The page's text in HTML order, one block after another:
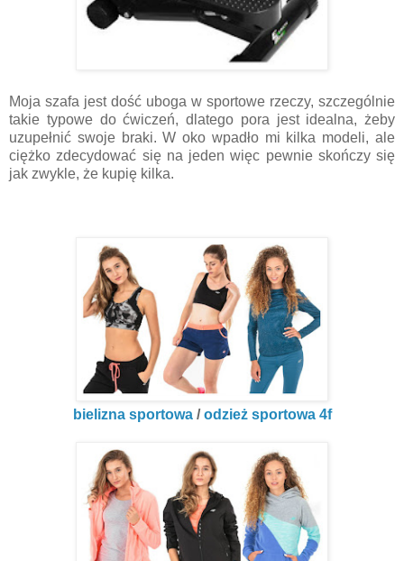
Moja szafa jest dość uboga w sportowe rzeczy, szczególnie
takie typowe do ćwiczeń, dlatego pora jest idealna, żeby
uzupełnić swoje braki. W oko wpadło mi kilka modeli, ale
ciężko zdecydować się na jeden więc pewnie skończy się
jak zwykle, że kupię kilka.
bielizna sportowa/odzież sportowa 4f